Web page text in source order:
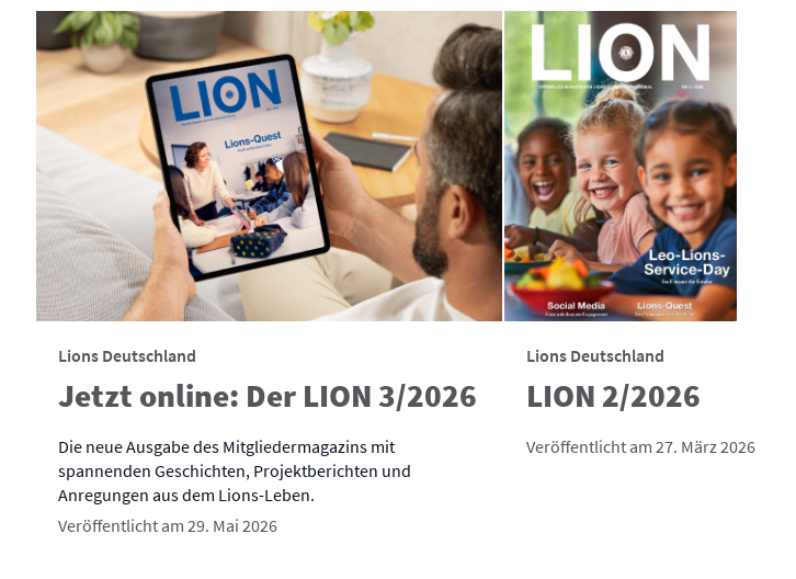
Lions Deutschland
Jetzt online: Der LION 3/2026
Die neue Ausgabe des Mitgliedermagazins mit
spannenden Geschichten, Projektberichten und
Anregungen aus dem Lions-Leben.
Veröffentlicht am 29. Mai 2026
Lions Deutschland
LION 2/2026
Veröffentlicht am 27. März 2026